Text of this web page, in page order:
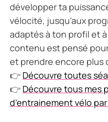
développer ta
vélocité, jusqu’aux
adaptés à ton profil et
contenu est pensé
et prendre encore plus
👉 Découvre toutes
👉 Découvre tous mes
d’entrainement vélo